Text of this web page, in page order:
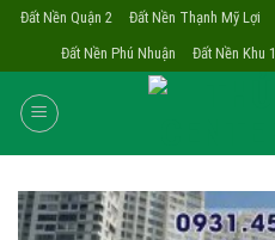
Skip
content
Đất Nền Quận 2 Đất Nền Thạnh Mỹ Lợi
Đất Nền Phú Nhuận
Đất Nền Khu 1